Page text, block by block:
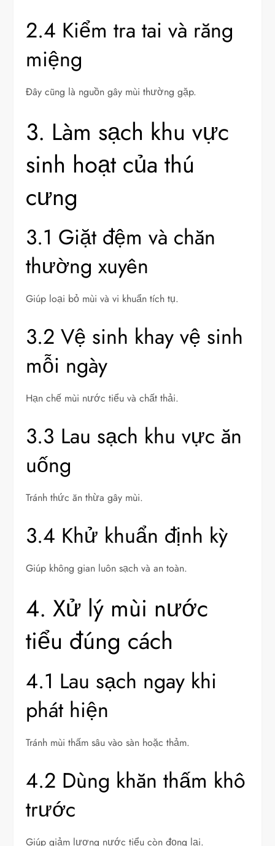
2.4 Kiểm tra tai và răng
miệng
Đây cũng là nguồn gây mùi thường gặp.
3. Làm sạch khu vực
sinh hoạt của thú
cưng
3.1 Giặt đệm và chăn
thường xuyên
Giúp loại bỏ mùi và vi khuẩn tích tụ.
3.2 Vệ sinh khay vệ sinh
mỗi ngày
Hạn chế mùi nước tiểu và chất thải.
3.3 Lau sạch khu vực ăn
uống
Tránh thức ăn thừa gây mùi.
3.4 Khử khuẩn định kỳ
Giúp không gian luôn sạch và an toàn.
4. Xử lý mùi nước
tiểu đúng cách
4.1 Lau sạch ngay khi
phát hiện
Tránh mùi thấm sâu vào sàn hoặc thảm.
4.2 Dùng khăn thấm khô
trước
Giúp giảm lượng nước tiểu còn đọng lại.